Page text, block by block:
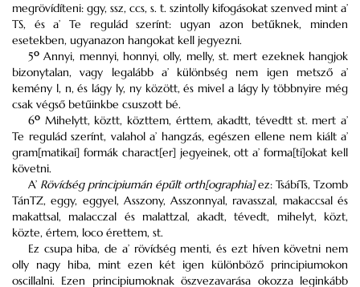
megrövídíteni: ggy, ssz, ccs, s. t. szintolly kifogásokat szenved mint a’
TS, és a’ Te regulád szerínt: ugyan azon betűknek, minden
esetekben, ugyanazon hangokat kell jegyezni.
5o Annyi, mennyi, honnyi, olly, melly, st. mert ezeknek hangjok
bizonytalan, vagy legalább a’ különbség nem igen metsző a’
kemény l, n, és lágy ly, ny között, és mivel a lágy ly többnyire még
csak végső betűinkbe csuszott bé.
6o Mihelytt, köztt, közttem, érttem, akadtt, tévedtt st. mert a’
Te regulád szerínt, valahol a’ hangzás, egészen ellene nem kiált a’
gram[matikai] formák charact[er] jegyeinek, ott a’ forma[ti]okat kell
követni.
A’ Rövídség principiumán épűlt orth[ographia]ez: TsábíTs, Tzomb
TánTZ, eggy, eggyel, Asszony, Asszonnyal, ravasszal, makaccsal és
makattsal, malacczal és malattzal, akadt, tévedt, mihelyt, közt,
közte, értem, loco érettem, st.
Ez csupa hiba, de a’ rövídség menti, és ezt híven követni nem
olly nagy hiba, mint ezen két igen különböző principiumokon
oscillalni. Ezen principiumoknak öszvezavarása okozza leginkább